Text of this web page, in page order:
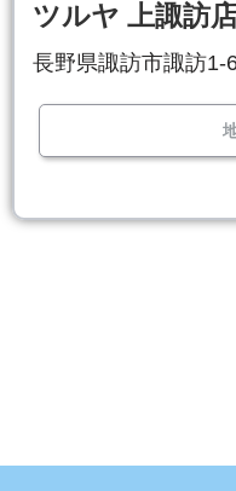
ツルヤ 上諏訪
長野県諏訪市諏訪1-